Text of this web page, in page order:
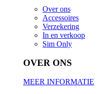
Over ons
Accessoires
Verzekering
In en verkoop
Sim Only
OVER ONS
MEER INFORMATIE